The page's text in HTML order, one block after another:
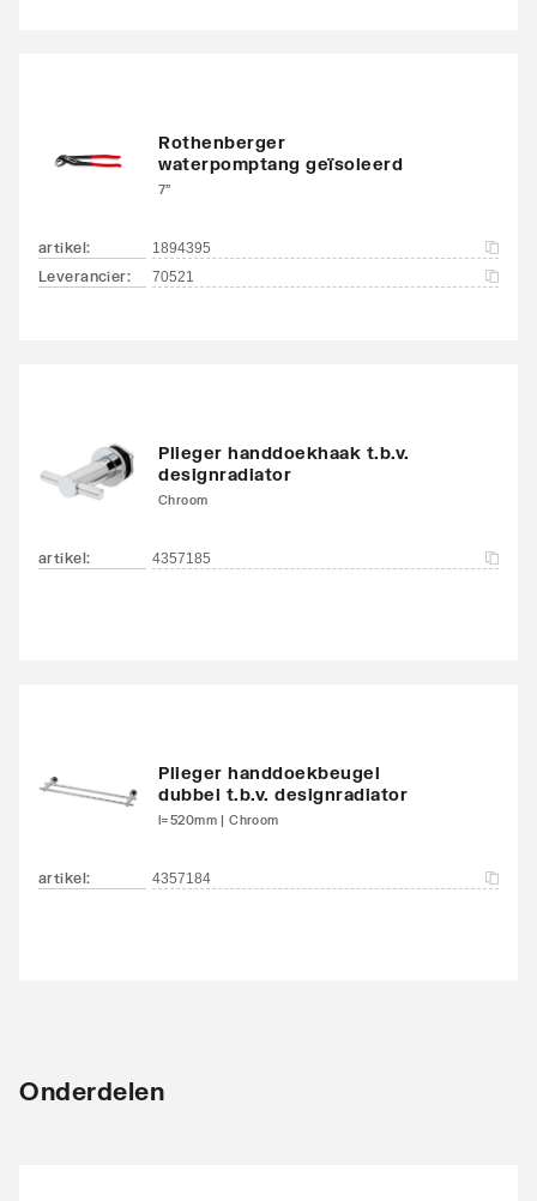
Rothenberger
waterpomptang geïsoleerd
7"
artikel: 1894395
Leverancier: 70521
Plieger handdoekhaak t.b.v.
designradiator
Chroom
artikel: 4357185
Plieger handdoekbeugel
dubbel t.b.v. designradiator
l=520mm | Chroom
artikel: 4357184
Onderdelen